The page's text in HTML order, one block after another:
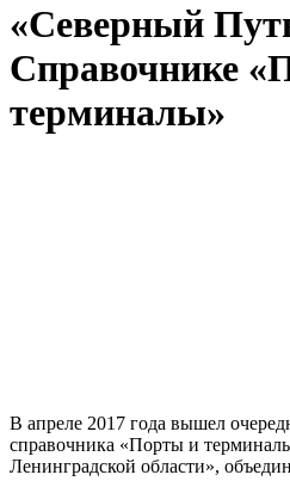
«Северный
Справочнике
терминалы»
В апреле 2017 года вышел
справочника «Порты и
Ленинградской области»,